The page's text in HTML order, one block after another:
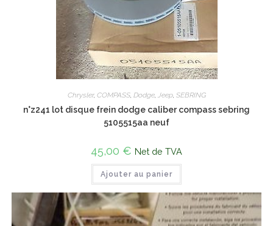
Chrysler, COMPASS, Dodge, Jeep, SEBRING
n°z241 lot disque frein dodge caliber compass sebring
5105515aa neuf
45,00 € Net de TVA
Ajouter au panier